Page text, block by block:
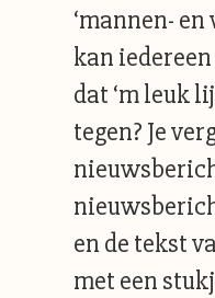
‘mannen-
kan
dat ‘m leuk
tegen? Je
en de tekst
met een